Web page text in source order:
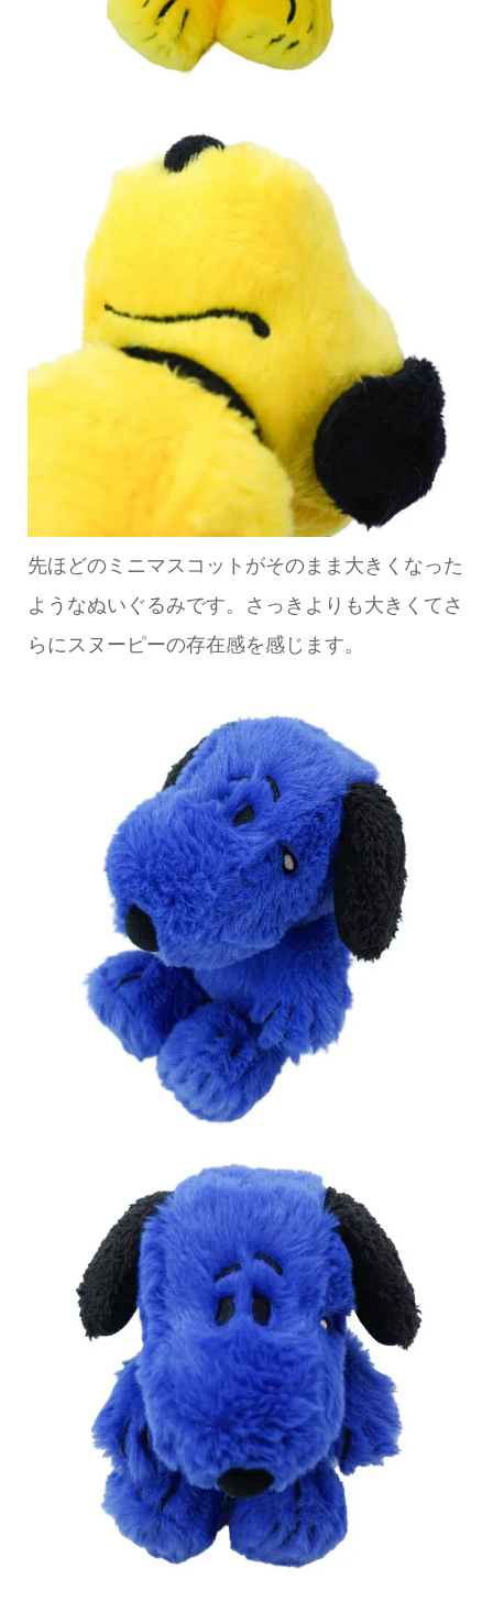
先ほどのミニマスコットがそのまま大きくなった
ようなぬいぐるみです。さっきよりも大きくてさ
らにスヌーピーの存在感を感じます。